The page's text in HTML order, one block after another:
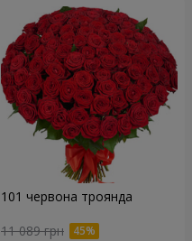
101 червона троянда
11 089 грн